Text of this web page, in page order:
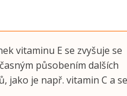
vitaminu E se zvyšuje se
působením dalších
jako je např. vitamin C a